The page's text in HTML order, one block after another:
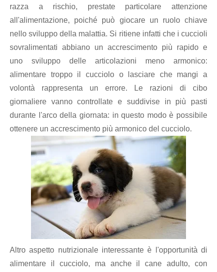
razza a rischio, prestate particolare attenzione
all'alimentazione, poiché può giocare un ruolo chiave
nello sviluppo della malattia. Si ritiene infatti che i cuccioli
sovralimentati abbiano un accrescimento più rapido e
uno sviluppo delle articolazioni meno armonico:
alimentare troppo il cucciolo o lasciare che mangi a
volontà rappresenta un errore. Le razioni di cibo
giornaliere vanno controllate e suddivise in più pasti
durante l'arco della giornata: in questo modo è possibile
ottenere un accrescimento più armonico del cucciolo.
Altro aspetto nutrizionale interessante è l'opportunità di
alimentare il cucciolo, ma anche il cane adulto, con